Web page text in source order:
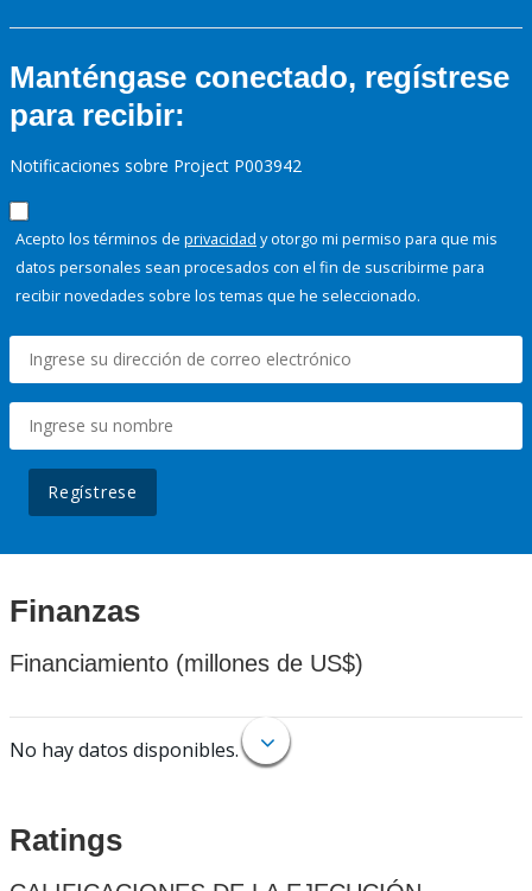
Manténgase conectado, regístrese
para recibir:
Notificaciones sobre Project P003942
Acepto los términos de privacidad y otorgo mi permiso para que mis
datos personales sean procesados con el fin de suscribirme para
recibir novedades sobre los temas que he seleccionado.
Regístrese
Finanzas
Financiamiento (millones de US$)
No hay datos disponibles.
Ratings